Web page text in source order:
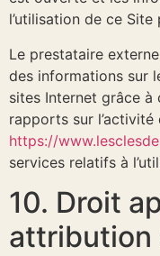
l’utilisation de ce Site
Le prestataire
des informations sur
sites Internet grâce à
rapports sur l’activité
https://
services relatifs à
10. Droit
attribution